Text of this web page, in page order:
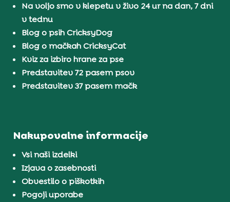
Na voljo smo v klepetu v živo 24 ur na dan, 7 dni
v tednu
Blog o psih CricksyDog
Blog o mačkah CricksyCat
Kviz za izbiro hrane za pse
Predstavitev 72 pasem psov
Predstavitev 37 pasem mačk
Nakupovalne informacije
Vsi naši izdelki
Izjava o zasebnosti
Obvestilo o piškotkih
Pogoji uporabe